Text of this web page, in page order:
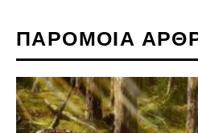
ΠΑΡΟΜΟΙΑ